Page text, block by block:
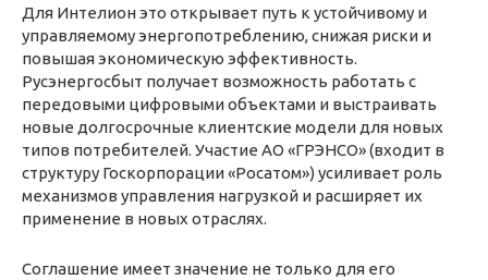
Для Интелион это открывает путь к устойчивому и
управляемому энергопотреблению, снижая риски и
повышая экономическую эффективность.
Русэнергосбыт получает возможность работать с
передовыми цифровыми объектами и выстраивать
новые долгосрочные клиентские модели для новых
типов потребителей. Участие АО «ГРЭНСО» (входит в
структуру Госкорпорации «Росатом») усиливает роль
механизмов управления нагрузкой и расширяет их
применение в новых отраслях.
Соглашение имеет значение не только для его